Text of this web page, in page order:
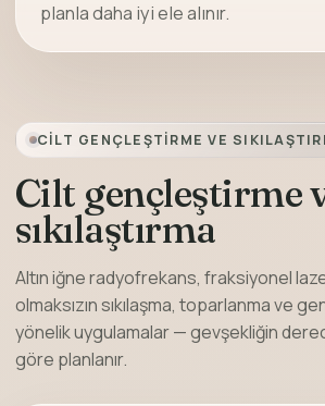
planla daha iyi ele alınır.
CILT GENÇLEŞTIRME VE
Cilt gençleştirme
sıkılaştırma
Altın iğne radyofrekans, fraksiyonel
olmaksızın sıkılaşma, toparlanma ve
yönelik uygulamalar — gevşekliğin
göre planlanır.